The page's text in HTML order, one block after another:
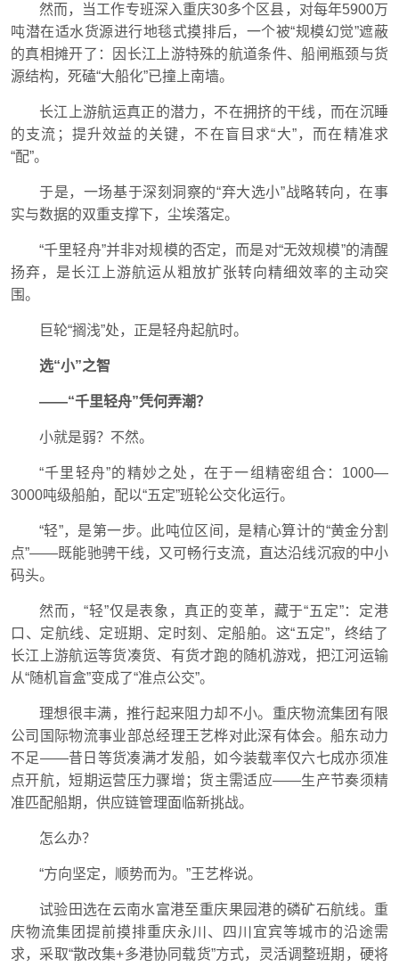
然而，当工作专班深入重庆30多个区县，对每年5900万
吨潜在适水货源进行地毯式摸排后，一个被“规模幻觉”遮蔽
的真相摊开了：因长江上游特殊的航道条件、船闸瓶颈与货
源结构，死磕“大船化”已撞上南墙。
长江上游航运真正的潜力，不在拥挤的干线，而在沉睡
的支流；提升效益的关键，不在盲目求“大”，而在精准求
“配”。
于是，一场基于深刻洞察的“弃大选小”战略转向，在事
实与数据的双重支撑下，尘埃落定。
“千里轻舟”并非对规模的否定，而是对“无效规模”的清醒
扬弃，是长江上游航运从粗放扩张转向精细效率的主动突
围。
巨轮“搁浅”处，正是轻舟起航时。
选“小”之智
——“千里轻舟”凭何弄潮？
小就是弱？不然。
“千里轻舟”的精妙之处，在于一组精密组合：1000—
3000吨级船舶，配以“五定”班轮公交化运行。
“轻”，是第一步。此吨位区间，是精心算计的“黄金分割
点”——既能驰骋干线，又可畅行支流，直达沿线沉寂的中小
码头。
然而，“轻”仅是表象，真正的变革，藏于“五定”：定港
口、定航线、定班期、定时刻、定船舶。这“五定”，终结了
长江上游航运等货凑货、有货才跑的随机游戏，把江河运输
从“随机盲盒”变成了“准点公交”。
理想很丰满，推行起来阻力却不小。重庆物流集团有限
公司国际物流事业部总经理王艺桦对此深有体会。船东动力
不足——昔日等货凑满才发船，如今装载率仅六七成亦须准
点开航，短期运营压力骤增；货主需适应——生产节奏须精
准匹配船期，供应链管理面临新挑战。
怎么办？
“方向坚定，顺势而为。”王艺桦说。
试验田选在云南水富港至重庆果园港的磷矿石航线。重
庆物流集团提前摸排重庆永川、四川宜宾等城市的沿途需
求，采取“散改集+多港协同载货”方式，灵活调整班期，硬将